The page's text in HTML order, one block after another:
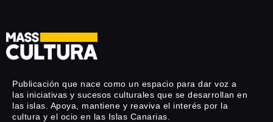
Publicación que nace como un espacio para dar voz a
las iniciativas y sucesos culturales que se desarrollan en
las islas. Apoya, mantiene y reaviva el interés por la
cultura y el ocio en las Islas Canarias.